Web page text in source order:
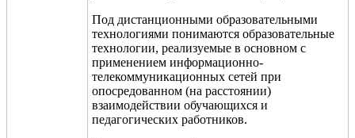
Под дистанционными образовательными
технологиями понимаются образовательные
технологии, реализуемые в основном с
применением информационно-
телекоммуникационных сетей при
опосредованном (на расстоянии)
взаимодействии обучающихся и
педагогических работников.